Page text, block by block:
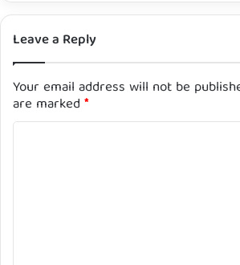
Leave a Reply
Your email address will not be
are marked *